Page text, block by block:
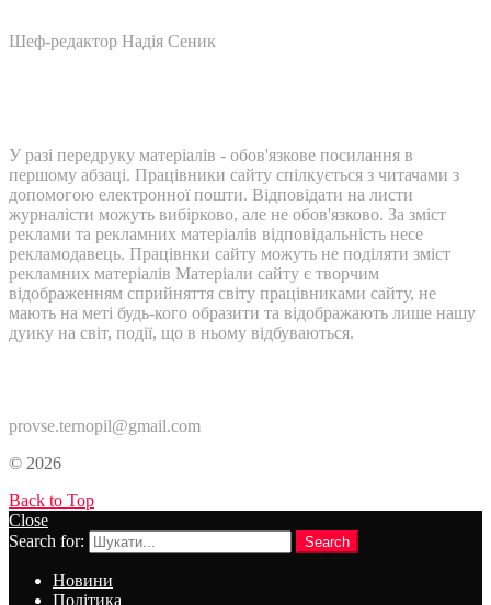
Шеф-редактор Надія Сеник
У разі передруку матеріалів - обов'язкове посилання в
першому абзаці. Працівники сайту спілкується з читачами з
допомогою електронної пошти. Відповідати на листи
журналісти можуть вибірково, але не обов'язково. За зміст
реклами та рекламних матеріалів відповідальність несе
рекламодавець. Працівнки сайту можуть не поділяти зміст
рекламних матеріалів Матеріали сайту є творчим
відображенням сприйняття світу працівниками сайту, не
мають на меті будь-кого образити та відображають лише нашу
дуику на світ, події, що в ньому відбуваються.
provse.ternopil@gmail.com
© 2026
Back to Top
Close
Search for:
Search
Новини
Політика